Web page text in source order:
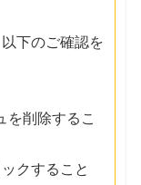
下のご確認を
を削除するこ
クすること